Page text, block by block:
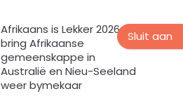
Afrikaans is Lekker 2026
bring Afrikaanse
gemeenskappe in
Australië en Nieu-Seeland
weer bymekaar
Sluit aan